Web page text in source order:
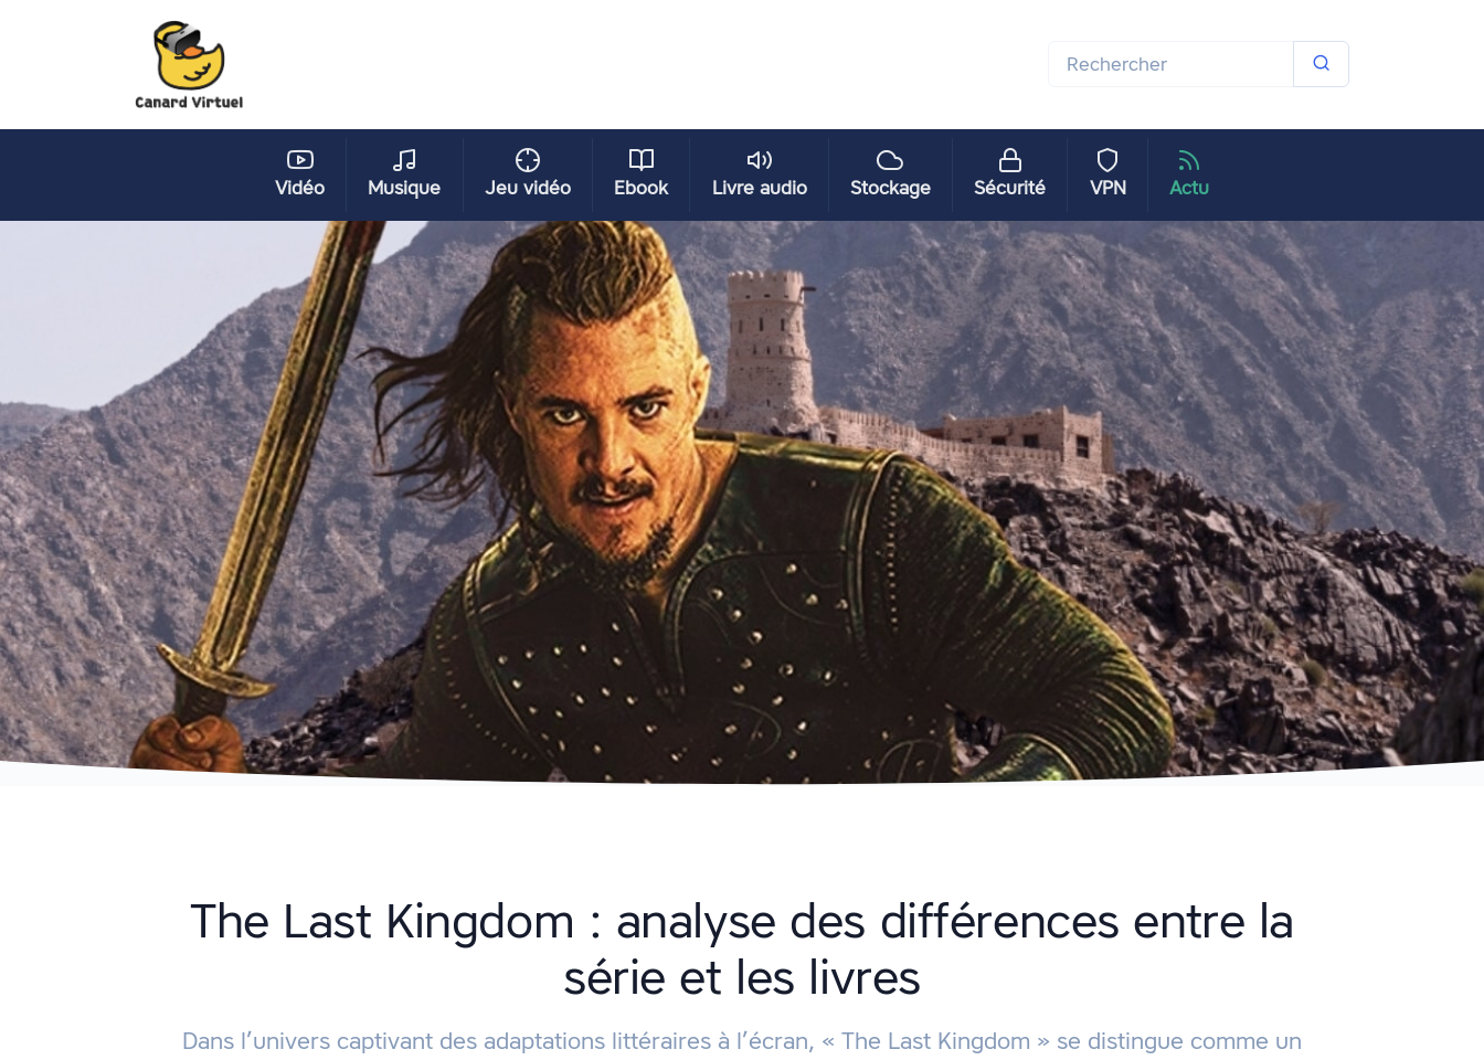
Vidéo Musique Jeu vidéo Ebook Livre audio Stockage Sécurité VPN Actu
The Last Kingdom : analyse des différences entre la
série et les livres
Dans l’univers captivant des adaptations littéraires à l’écran, « The Last Kingdom » se distingue comme un